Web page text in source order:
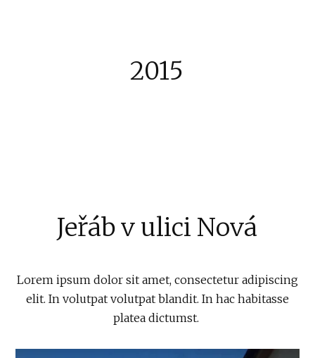
2015
Jeřáb v ulici Nová
Lorem ipsum dolor sit amet, consectetur adipiscing
elit. In volutpat volutpat blandit. In hac habitasse
platea dictumst.